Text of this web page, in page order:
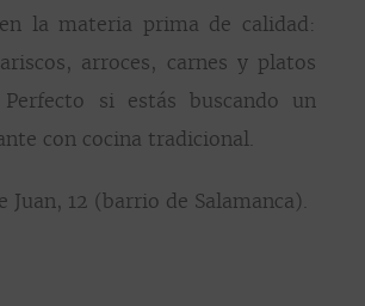
la materia prima de calidad:
arroces, carnes y platos
Perfecto si estás buscando un
con cocina tradicional.
Juan, 12 (barrio de Salamanca).